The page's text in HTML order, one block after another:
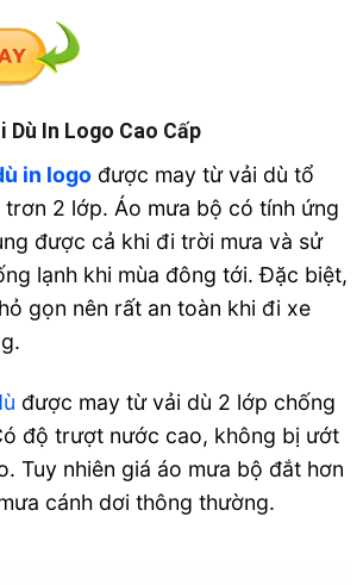
Dù In Logo Cao Cấp
in logo được may từ vải dù tổ
2 lớp. Áo mưa bộ có tính ứng
được cả khi đi trời mưa và sử
lạnh khi mùa đông tới. Đặc biệt,
gọn nên rất an toàn khi đi xe
được may từ vải dù 2 lớp chống
độ trượt nước cao, không bị ướt
Tuy nhiên giá áo mưa bộ đắt hơn
cánh dơi thông thường.